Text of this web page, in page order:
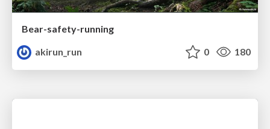
Bear-safety-running
akirun_run
0 180